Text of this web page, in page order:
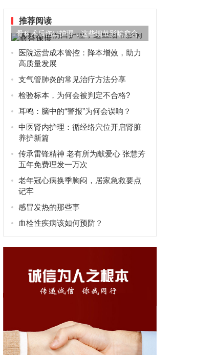
推荐阅读
骨科术后伤口护理，这些细节影响愈合
速度
医院运营成本管控：降本增效，助力
高质量发展
支气管肺炎的常见治疗方法分享
检验标本，为何会被判定不合格?
耳鸣：脑中的“警报”为何会误响？
中医肾内护理：循经络穴位开启肾脏
养护新篇
传承雷锋精神 老有所为献爱心 张慧芳
五年免费理发一万次
老年冠心病换季胸闷，居家急救要点
记牢
感冒发热的那些事
血栓性疾病该如何预防？